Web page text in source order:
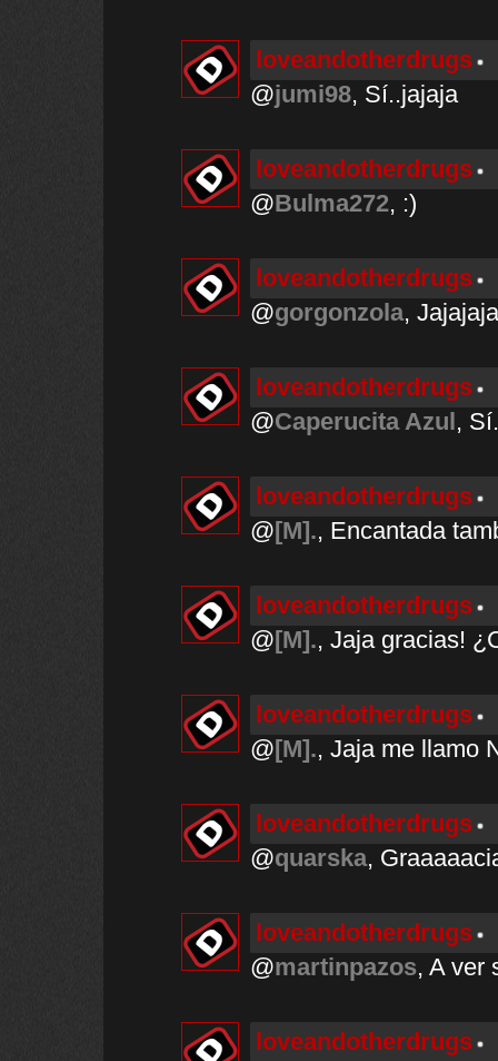
loveandotherdrugs
@jumi98, Sí..jajaja
loveandotherdrugs
@Bulma272, :)
loveandotherdrugs
@gorgonzola,
loveandotherdrugs
@Caperucita Azul,
loveandotherdrugs
@[M]., Encantada
loveandotherdrugs
@[M]., Jaja gracias!
loveandotherdrugs
@[M]., Jaja me llamo
loveandotherdrugs
@quarska,
loveandotherdrugs
@martinpazos, A ver
loveandotherdrugs